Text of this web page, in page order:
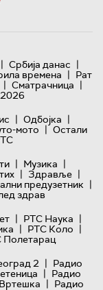
| Србија данас |
времена | Рат
| Сматрачница |
| Одбојка |
мото | Остали
| Музика |
| Здравље |
предузетник |
здрав
| РТС Наука |
| РТС Коло |
Полетарац
2 | Радио
| Радио
| Радио